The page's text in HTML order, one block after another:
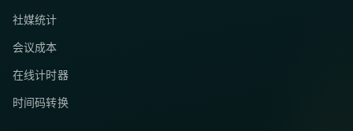
社媒统计
会议成本
在线计时器
时间码转换